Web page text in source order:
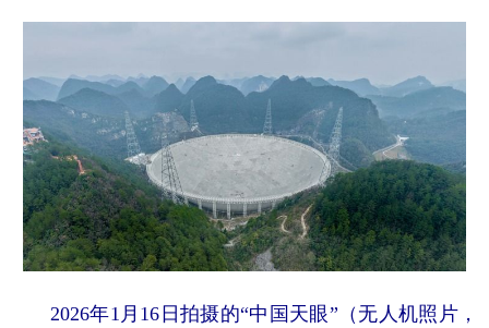
2026年1月16日拍摄的“中国天眼”（无人机照片，